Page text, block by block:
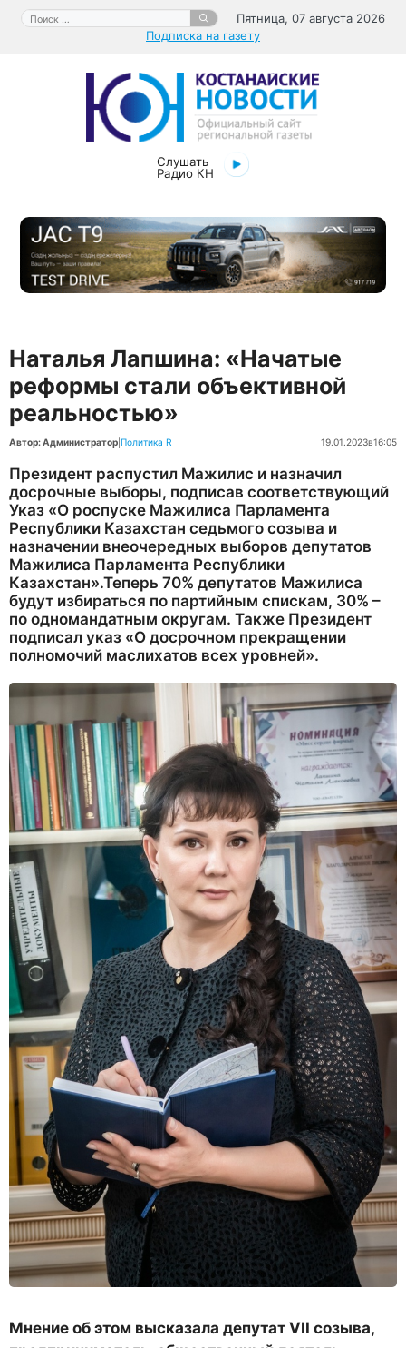
Перейти
содержимому
Поиск:
Пятница, 07 августа 2026
Подписка на газету
Слушать
Радио КН
​Наталья Лапшина: «Начатые
реформы стали объективной
реальностью»
Автор: Администратор Политика R 19.01.2023в16:05
Президент распустил Мажилис и назначил
досрочные выборы, подписав соответствующий
Указ «О роспуске Мажилиса Парламента
Республики Казахстан седьмого созыва и
назначении внеочередных выборов депутатов
Мажилиса Парламента Республики
Казахстан».Теперь 70% депутатов Мажилиса
будут избираться по партийным спискам, 30% –
по одномандатным округам. Также Президент
подписал указ «О досрочном прекращении
полномочий маслихатов всех уровней».
Мнение об этом высказала депутат VII созыва,